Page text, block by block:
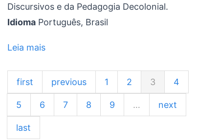
Discursivos e da Pedagogia Decolonial.
Idioma Português, Brasil
Leia mais
ANÁLISE
DO
CURRÍCULO
first previous 1 2 3 4
5 6 7 8 9 … next
last